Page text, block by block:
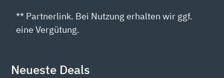
** Partnerlink. Bei Nutzung erhalten wir ggf.
eine Vergütung.
Neueste Deals